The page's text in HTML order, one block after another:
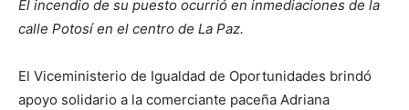
El incendio de su puesto ocurrió en inmediaciones de la
calle Potosí en el centro de La Paz.
El Viceministerio de Igualdad de Oportunidades brindó
apoyo solidario a la comerciante paceña Adriana